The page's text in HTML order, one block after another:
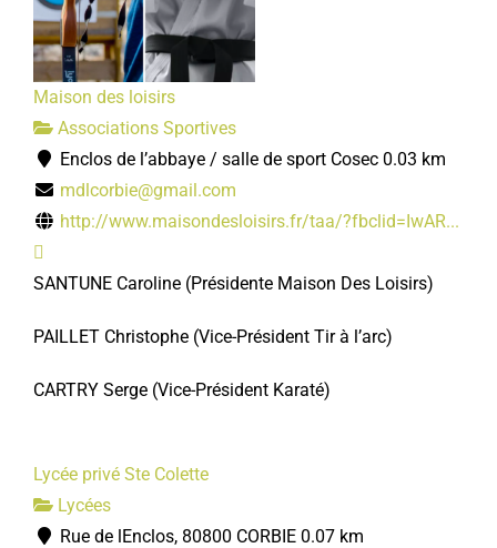
Maison des loisirs
Associations Sportives
Enclos de l’abbaye / salle de sport Cosec 0.03 km
mdlcorbie@gmail.com
http://www.maisondesloisirs.fr/taa/?fbclid=IwAR...
SANTUNE Caroline (Présidente Maison Des Loisirs)
PAILLET Christophe (Vice-Président Tir à l’arc)
CARTRY Serge (Vice-Président Karaté)
Lycée privé Ste Colette
Lycées
Rue de lEnclos, 80800 CORBIE 0.07 km